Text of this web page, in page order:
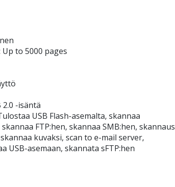
to 5000 pages
2.0 -isäntä
USB Flash-asemalta, skannaa
FTP:hen, skannaa SMB:hen, skannaus
kuvaksi, scan to e-mail server,
USB-asemaan, skannata sFTP:hen